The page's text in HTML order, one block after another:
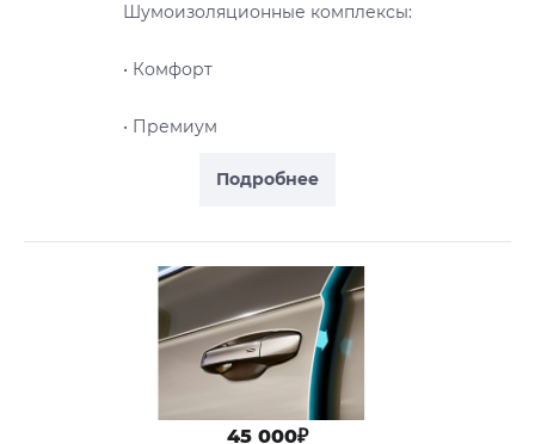
Подробнее
Шумоизоляционные комплексы:
• Комфорт
• Премиум
45 000₽